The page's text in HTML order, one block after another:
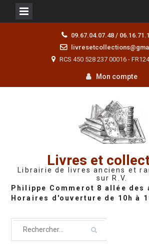
09.67.04.07.48 /
RCS 450 528 237 00016 -
Mon compte
Livres et
Librairie de livres anciens et
sur R.V.